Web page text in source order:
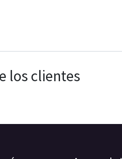
los clientes